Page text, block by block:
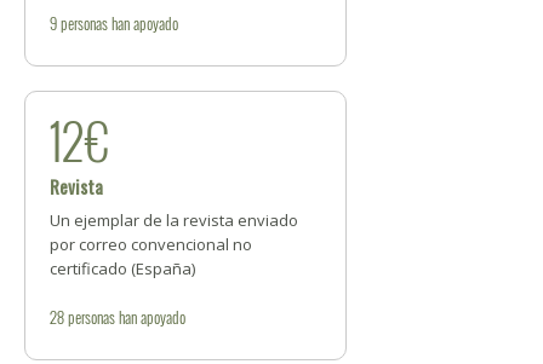
9personashan apoyado
12€
Revista
Un ejemplar de la revista enviado
por correo convencional no
certificado (España)
28personashan apoyado